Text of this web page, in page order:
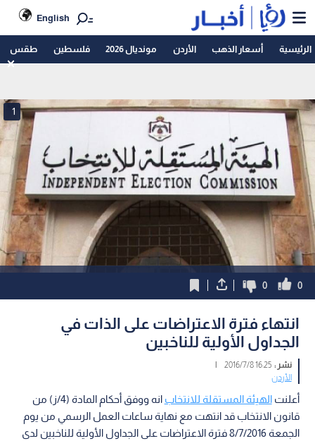
English
الرئيسية أسعار الذهب الأردن مونديال 2026 فلسطين طقس
1
0
0
انتهاء فترة الاعتراضات على الذات في
الجداول الأولية للناخبين
نشر :16:25 2016/7/8
|
الأردن
أعلنتالهيئة المستقلة للانتخاب
انه ووفق أحكام المادة (4/ز) من
قانون الانتخاب قد انتهت مع نهاية ساعات العمل الرسمي من يوم
الجمعة 8/7/2016 فترة الاعتراضات على الجداول الأولية للناخبين لدى